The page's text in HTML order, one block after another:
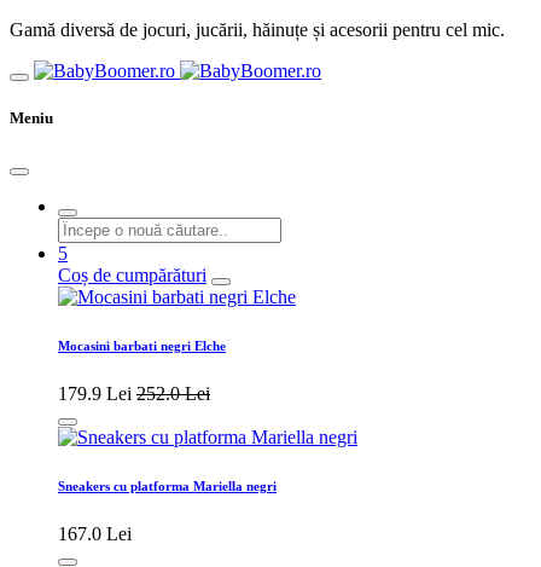
Gamă diversă de jocuri, jucării, hăinuțe și acesorii pentru cel mic.
Meniu
5
Coș de cumpărături
Mocasini barbati negri Elche
179.9 Lei 252.0 Lei
Sneakers cu platforma Mariella negri
167.0 Lei